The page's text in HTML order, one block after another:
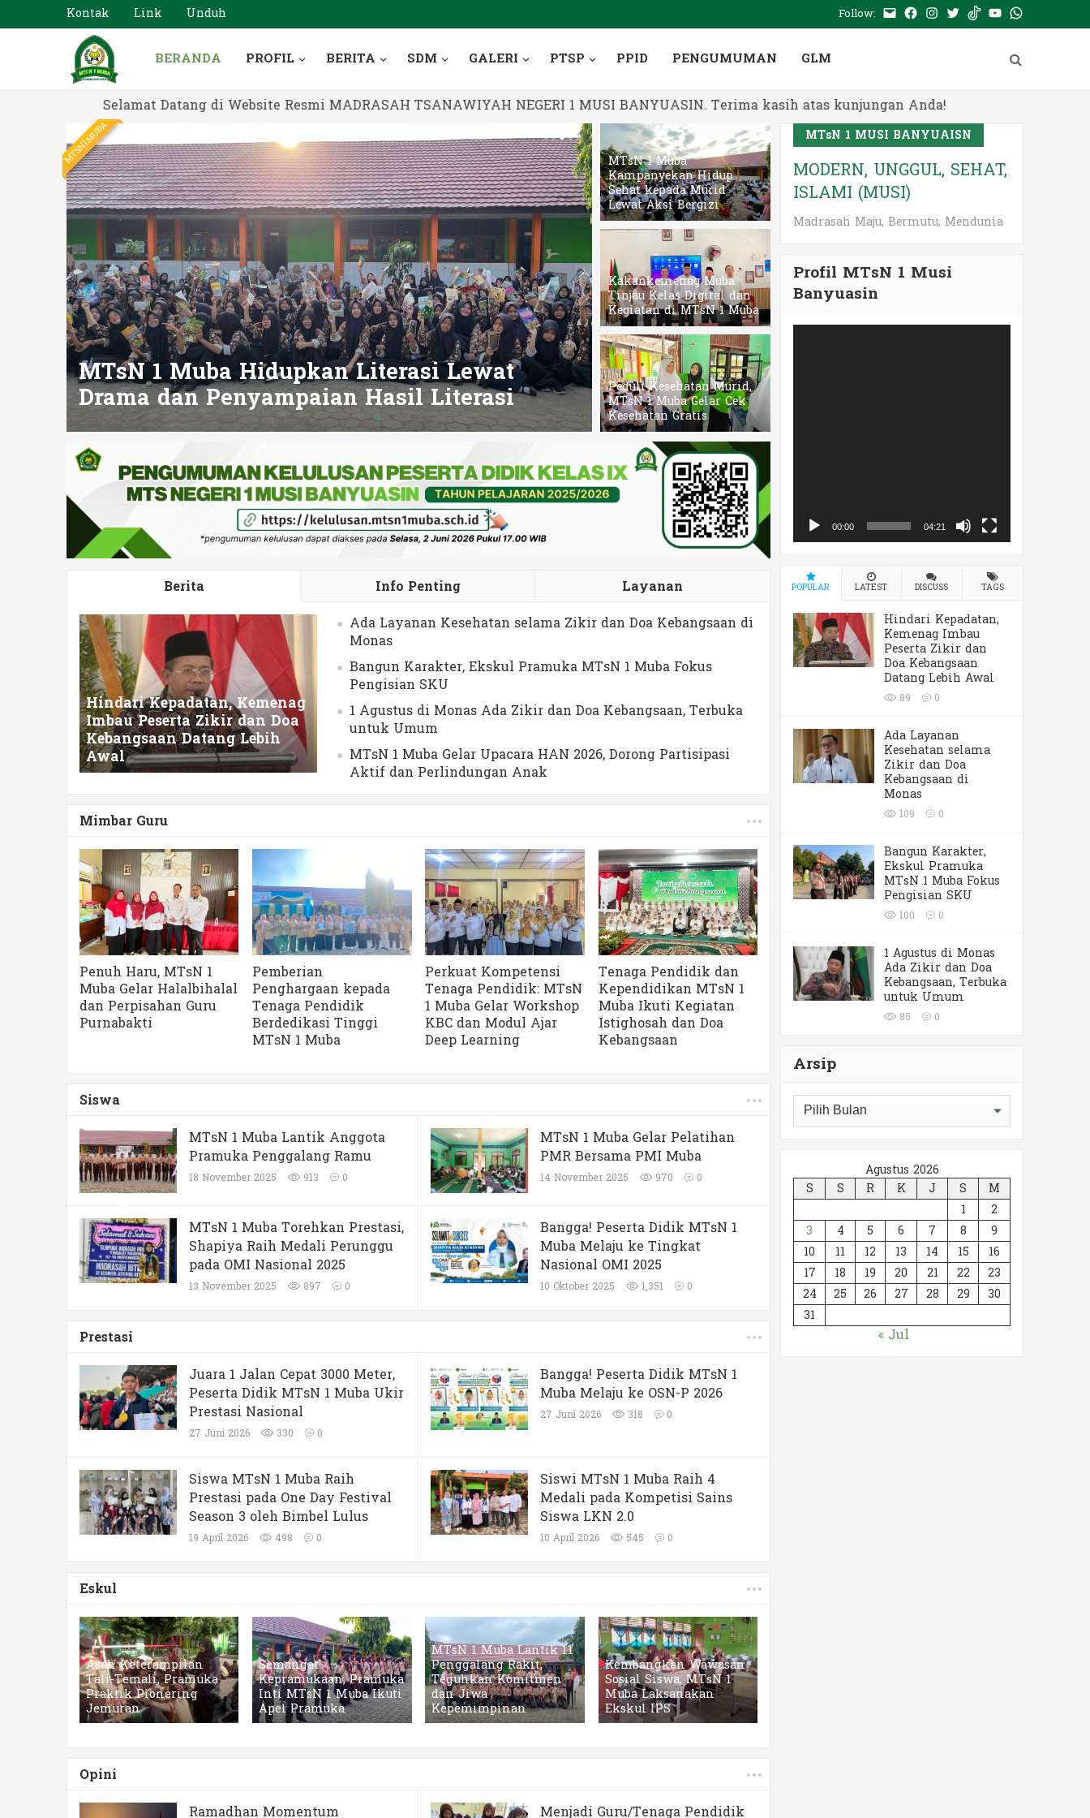
Kontak Link Unduh Follow: E- Facebook
Instagram
TwitterTiktokYoutubeWhatsApp
BERANDA PROFIL BERITA SDM GALERI PTSP PPID PENGUMUMAN GLM
Selamat Datang di Website Resmi MADRASAH TSANAWIYAH NEGERI 1 MUSI BANYUASIN. Terima kasih atas kunjungan Anda!
MTsN 1 Muba Hidupkan Literasi Lewat
Drama dan Penyampaian Hasil Literasi
MTsN 1 Muba Borong Prestasi dalam 3
Bulan, Gelar Apresiasi untuk Guru dan
Berprestasi
MTSN1MUBA MTsN 1 Muba
Kampanyekan Hidup
Sehat kepada Murid
Lewat Aksi Bergizi
Kakankemenag Muba
Tinjau Kelas Digital dan
Kegiatan di MTsN 1 Muba
Peduli Kesehatan Murid,
MTsN 1 Muba Gelar Cek
Kesehatan Gratis
Berita Info Penting Layanan
Hindari Kepadatan, Kemenag
Imbau Peserta Zikir dan Doa
Kebangsaan Datang Lebih
Awal
Ada Layanan Kesehatan selama Zikir dan Doa Kebangsaan di
Monas
Bangun Karakter, Ekskul Pramuka MTsN 1 Muba Fokus
Pengisian SKU
1 Agustus di Monas Ada Zikir dan Doa Kebangsaan, Terbuka
untuk Umum
MTsN 1 Muba Gelar Upacara HAN 2026, Dorong Partisipasi
Aktif dan Perlindungan Anak
Mimbar Guru
Penuh Haru, MTsN 1
Muba Gelar Halalbihalal
dan Perpisahan Guru
Purnabakti
Pemberian
Penghargaan kepada
Tenaga Pendidik
Berdedikasi Tinggi
MTsN 1 Muba
Perkuat Kompetensi
Tenaga Pendidik: MTsN
1 Muba Gelar Workshop
KBC dan Modul Ajar
Deep Learning
Tenaga Pendidik dan
Kependidikan MTsN 1
Muba Ikuti Kegiatan
Istighosah dan Doa
Kebangsaan
Siswa
MTsN 1 Muba Lantik Anggota
Pramuka Penggalang Ramu
18 November 2025 913 0
MTsN 1 Muba Gelar Pelatihan
PMR Bersama PMI Muba
14 November 2025 970 0
MTsN 1 Muba Torehkan Prestasi,
Shapiya Raih Medali Perunggu
pada OMI Nasional 2025
13 November 2025 897 0
Bangga! Peserta Didik MTsN 1
Muba Melaju ke Tingkat
Nasional OMI 2025
10 Oktober 2025 1,351 0
Prestasi
Juara 1 Jalan Cepat 3000 Meter,
Peserta Didik MTsN 1 Muba Ukir
Prestasi Nasional
27 Juni 2026 330 0
Bangga! Peserta Didik MTsN 1
Muba Melaju ke OSN-P 2026
27 Juni 2026 318 0
Siswa MTsN 1 Muba Raih
Prestasi pada One Day Festival
Season 3 oleh Bimbel Lulus
19 April 2026 498 0
Siswi MTsN 1 Muba Raih 4
Medali pada Kompetisi Sains
Siswa LKN 2.0
10 April 2026 545 0
Eskul
Asah Keterampilan
Tali-Temali, Pramuka
Praktik Pionering
Jemuran
Semangat
Kepramukaan, Pramuka
Inti MTsN 1 Muba Ikuti
Apel Pramuka
MTsN 1 Muba Lantik 11
Penggalang Rakit,
Teguhkan Komitmen
dan Jiwa
Kepemimpinan
Kembangkan Wawasan
Sosial Siswa, MTsN 1
Muba Laksanakan
Ekskul IPS
Opini
Ramadhan Momentum
Menjadi Guru/Tenaga Pendidik
MTsN 1 MUSI BANYUAISN
MODERN, UNGGUL, SEHAT,
ISLAMI (MUSI)
Madrasah Maju, Bermutu, Mendunia
Profil MTsN 1 Musi
Banyuasin
Pemutar
00:00 04:21
POPULAR LATEST DISCUSS TAGS
Hindari Kepadatan,
Kemenag Imbau
Peserta Zikir dan
Doa Kebangsaan
Datang Lebih Awal
89 0
Ada Layanan
Kesehatan selama
Zikir dan Doa
Kebangsaan di
Monas
109 0
Bangun Karakter,
Ekskul Pramuka
MTsN 1 Muba Fokus
Pengisian SKU
100 0
1 Agustus di Monas
Ada Zikir dan Doa
Kebangsaan, Terbuka
untuk Umum
85 0
Arsip
Arsip
Agustus 2026
S
S R K J S
M
1
2
3
4 5 6 7 8
9
10
11 12 13 14 15
16
17
18 19 20 21 22
23
24
25 26 27 28 29
30
31
« Jul